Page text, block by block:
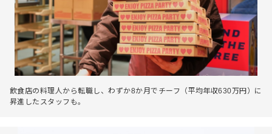
飲食店の料理人から転職し、わずか8か月でチーフ（平均年収630万円）に
昇進したスタッフも。